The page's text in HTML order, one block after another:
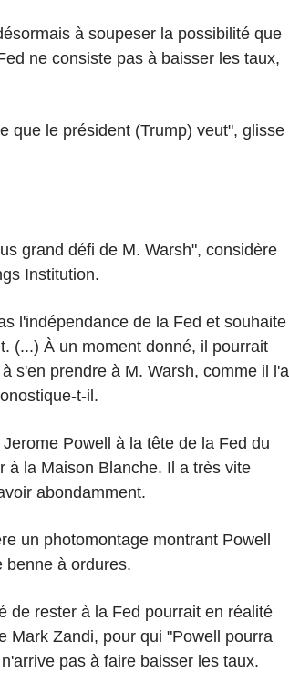
à soupeser la possibilité que
ne consiste pas à baisser les taux,
que le président (Trump) veut", glisse
grand défi de M. Warsh", considère
Institution.
l'indépendance de la Fed et souhaite
(...) À un moment donné, il pourrait
s'en prendre à M. Warsh, comme il l'a
t-il.
Powell à la tête de la Fed du
à la Maison Blanche. Il a très vite
abondamment.
un photomontage montrant Powell
benne à ordures.
de rester à la Fed pourrait en réalité
Mark Zandi, pour qui "Powell pourra
pas à faire baisser les taux.